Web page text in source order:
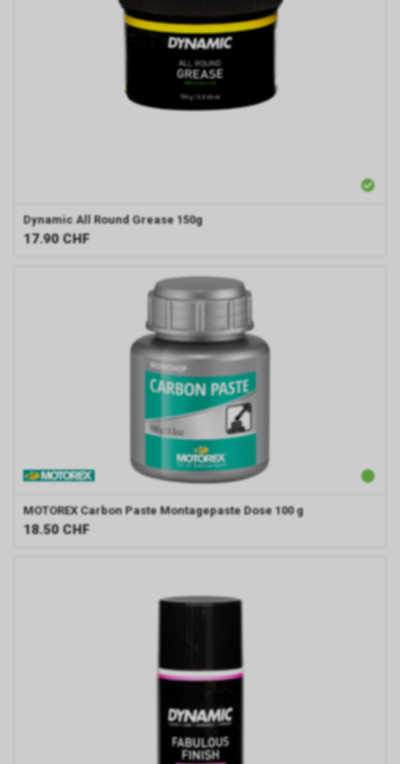
Dynamic All Round Grease 150g
17.90 CHF
MOTOREX Carbon Paste Montagepaste Dose 100 g
18.50 CHF